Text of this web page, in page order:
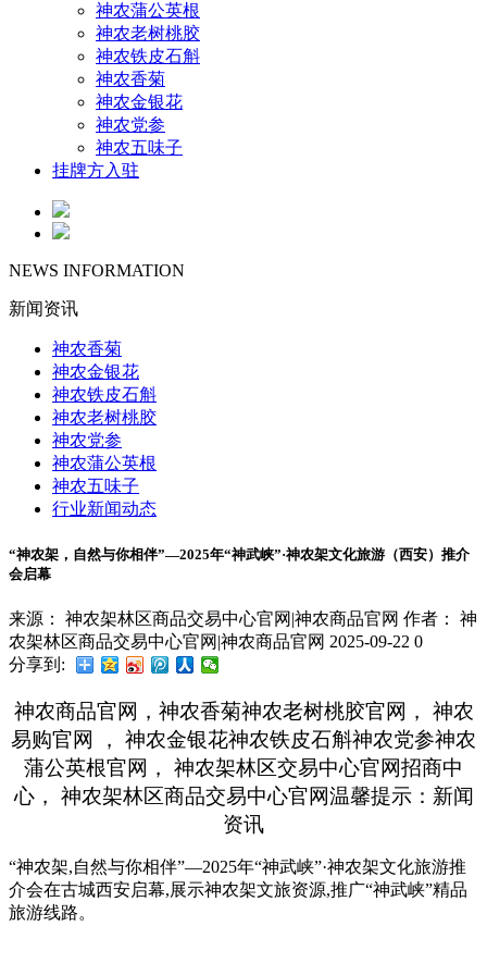
神农蒲公英根
神农老树桃胶
神农铁皮石斛
神农香菊
神农金银花
神农党参
神农五味子
挂牌方入驻
NEWS INFORMATION
新闻资讯
神农香菊
神农金银花
神农铁皮石斛
神农老树桃胶
神农党参
神农蒲公英根
神农五味子
行业新闻动态
“神农架，自然与你相伴”—2025年“神武峡”·神农架文化旅游（西安）推介
会启幕
来源： 神农架林区商品交易中心官网|神农商品官网 作者： 神
农架林区商品交易中心官网|神农商品官网 2025-09-22 0
分享到:
神农商品官网，神农香菊神农老树桃胶官网， 神农
易购官网 ， 神农金银花神农铁皮石斛神农党参神农
蒲公英根官网， 神农架林区交易中心官网招商中
心， 神农架林区商品交易中心官网温馨提示：新闻
资讯
“神农架,自然与你相伴”—2025年“神武峡”·神农架文化旅游推
介会在古城西安启幕,展示神农架文旅资源,推广“神武峡”精品
旅游线路。